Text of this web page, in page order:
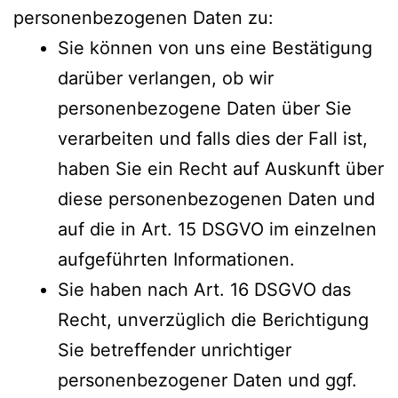
personenbezogenen Daten zu:
Sie können von uns eine Bestätigung
darüber verlangen, ob wir
personenbezogene Daten über Sie
verarbeiten und falls dies der Fall ist,
haben Sie ein Recht auf Auskunft über
diese personenbezogenen Daten und
auf die in Art. 15 DSGVO im einzelnen
aufgeführten Informationen.
Sie haben nach Art. 16 DSGVO das
Recht, unverzüglich die Berichtigung
Sie betreffender unrichtiger
personenbezogener Daten und ggf.